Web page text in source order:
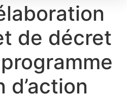
de décret
d’action